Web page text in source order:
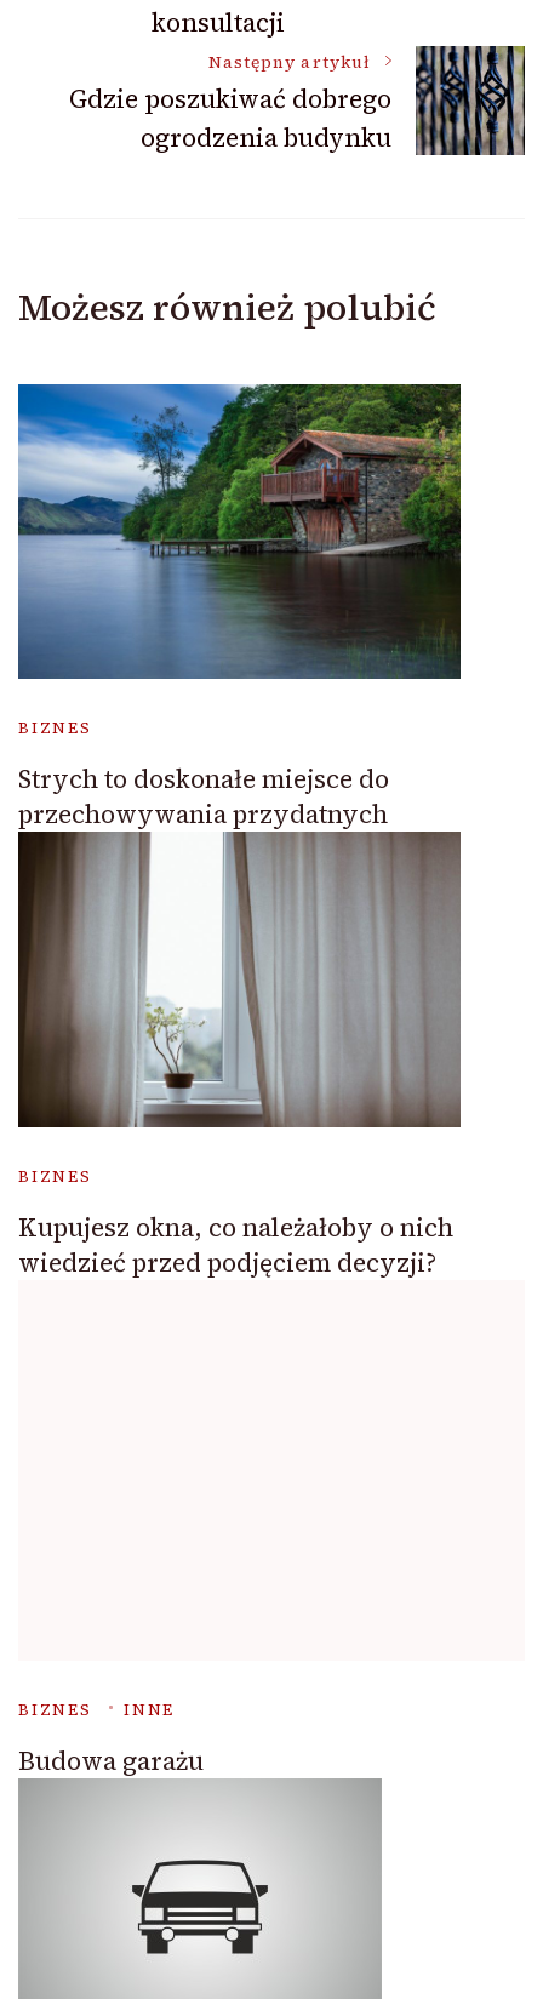
konsultacji
Następny artykuł
Gdzie poszukiwać dobrego
ogrodzenia budynku
Możesz również polubić
BIZNES
Strych to doskonałe miejsce do
przechowywania przydatnych
BIZNES
Kupujesz okna, co należałoby o nich
wiedzieć przed podjęciem decyzji?
BIZNES INNE
Budowa garażu